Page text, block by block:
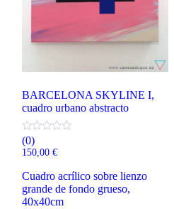
BARCELONA SKYLINE I,
cuadro urbano abstracto
(0)
150,00 €
Cuadro acrílico sobre lienzo
grande de fondo grueso,
40x40cm